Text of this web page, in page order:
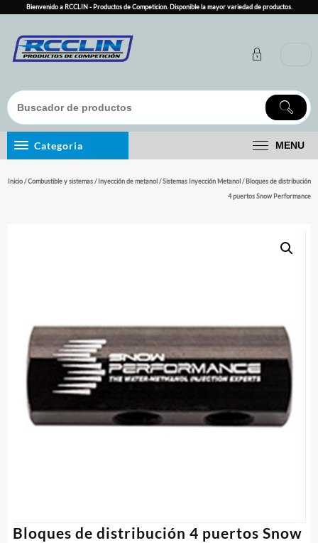
content
Bienvenido a RCCLIN - Productos de Competicion. Disponible la mayor variedad de productos.
Categoria MENU
Inicio/Combustible y sistemas/Inyección de metanol/Sistemas Inyección Metanol/ Bloques de distribución
4 puertos Snow Performance
Bloques de distribución 4 puertos Snow